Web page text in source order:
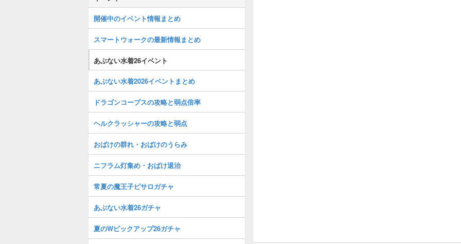
開催中のイベント情報まとめ
スマートウォークの最新情報まとめ
あぶない水着26イベント
あぶない水着2026イベントまとめ
ドラゴンコープスの攻略と弱点倍率
ヘルクラッシャーの攻略と弱点
おばけの群れ・おばけのうらみ
ニフラム灯集め・おばけ退治
常夏の魔王子ピサロガチャ
あぶない水着26ガチャ
夏のWピックアップ26ガチャ